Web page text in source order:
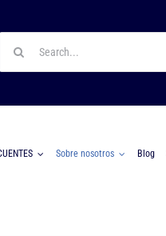
Sobre nosotros Blog